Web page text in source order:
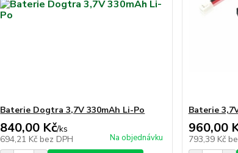
Baterie Dogtra 3,7V 330mAh Li-Po
840,00 Kč/ks
694,21 Kč bez DPH Na objednávku
Baterie
960,00
793,39 Kč